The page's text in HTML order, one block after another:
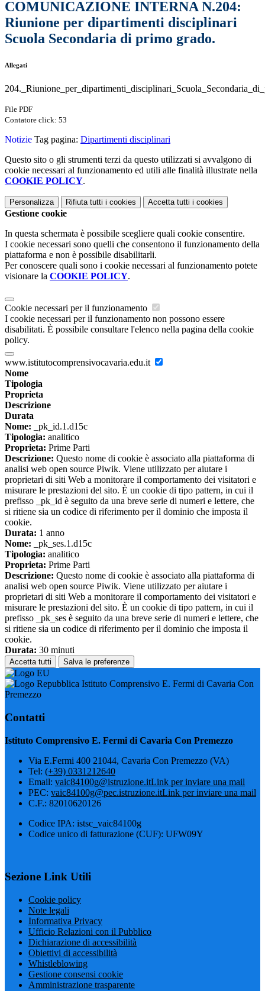
COMUNICAZIONE INTERNA N.204:
Riunione per dipartimenti disciplinari
Scuola Secondaria di primo grado.
Allegati
File PDF
Contatore click: 53
Notizie Tag pagina: Dipartimenti disciplinari
Questo sito o gli strumenti terzi da questo utilizzati si avvalgono di
cookie necessari al funzionamento ed utili alle finalità illustrate nella
COOKIE POLICY.
Personalizza Rifiuta tutti i cookies Accetta tutti i cookies
Gestione cookie
In questa schermata è possibile scegliere quali cookie consentire.
I cookie necessari sono quelli che consentono il funzionamento della
piattaforma e non è possibile disabilitarli.
Per conoscere quali sono i cookie necessari al funzionamento potete
visionare la COOKIE POLICY.
Cookie necessari per il funzionamento
I cookie necessari per il funzionamento non possono essere
disabilitati. È possibile consultare l'elenco nella pagina della cookie
policy.
www.istitutocomprensivocavaria.edu.it
Nome
Tipologia
Proprieta
Descrizione
Durata
Nome: _pk_id.1.d15c
Tipologia: analitico
Proprieta: Prime Parti
Descrizione: Questo nome di cookie è associato alla piattaforma di
analisi web open source Piwik. Viene utilizzato per aiutare i
proprietari di siti Web a monitorare il comportamento dei visitatori e
misurare le prestazioni del sito. È un cookie di tipo pattern, in cui il
prefisso _pk_id è seguito da una breve serie di numeri e lettere, che
si ritiene sia un codice di riferimento per il dominio che imposta il
cookie.
Durata: 1 anno
Nome: _pk_ses.1.d15c
Tipologia: analitico
Proprieta: Prime Parti
Descrizione: Questo nome di cookie è associato alla piattaforma di
analisi web open source Piwik. Viene utilizzato per aiutare i
proprietari di siti Web a monitorare il comportamento dei visitatori e
misurare le prestazioni del sito. È un cookie di tipo pattern, in cui il
prefisso _pk_ses è seguito da una breve serie di numeri e lettere, che
si ritiene sia un codice di riferimento per il dominio che imposta il
cookie.
Durata: 30 minuti
Accetta tutti Salva le preferenze
Istituto Comprensivo E. Fermi di Cavaria Con
Premezzo
Contatti
Istituto Comprensivo E. Fermi di Cavaria Con Premezzo
Via E.Fermi 400 21044, Cavaria Con Premezzo (VA)
Tel: (+39) 0331212640
Email: vaic84100g@istruzione.itLink per inviare una mail
PEC: vaic84100g@pec.istruzione.itLink per inviare una mail
C.F.: 82010620126
Codice IPA: istsc_vaic84100g
Codice unico di fatturazione (CUF): UFW09Y
Sezione Link Utili
Cookie policy
Note legali
Informativa Privacy
Ufficio Relazioni con il Pubblico
Dichiarazione di accessibilità
Obiettivi di accessibilità
Whistleblowing
Gestione consensi cookie
Amministrazione trasparente